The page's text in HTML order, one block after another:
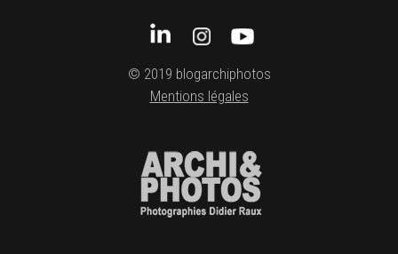
© 2019 blogarchiphotos
Mentions légales